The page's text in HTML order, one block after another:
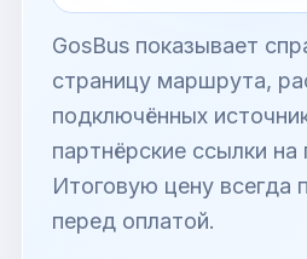
GosBus показывает
страницу маршрута,
подключённых
партнёрские ссылки на
Итоговую цену всегда
перед оплатой.